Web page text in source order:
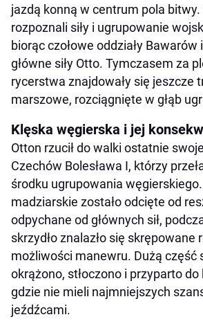
jazdą konną w centrum pola bitwy.
rozpoznali siły i ugrupowanie
biorąc czołowe oddziały Bawarów
główne siły Otto. Tymczasem za
rycerstwa znajdowały się jeszcze
marszowe, rozciągnięte w głąb
Klęska węgierska i jej
Otton rzucił do walki ostatnie
Czechów Bolesława I, którzy
środku ugrupowania
madziarskie zostało odcięte od
odpychane od głównych sił,
skrzydło znalazło się skrępowane
możliwości manewru. Dużą część
okrążono, stłoczono i przyparto do
gdzie nie mieli najmniejszych
jeźdźcami.